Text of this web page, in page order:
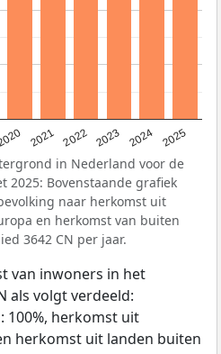
2021 2022 2023 2024 2025
in Nederland voor de
2025: Bovenstaande grafiek
naar herkomst uit
en herkomst van buiten
3642 CN per jaar.
van inwoners in het
als volgt verdeeld:
100%, herkomst uit
herkomst uit landen buiten